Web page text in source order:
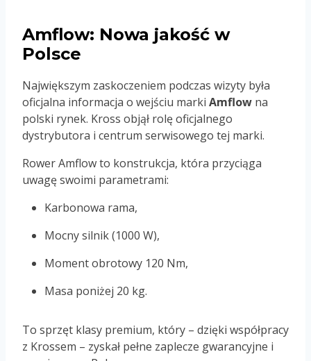
Amflow: Nowa jakość w
Polsce
Największym zaskoczeniem podczas wizyty była
oficjalna informacja o wejściu marki Amflow na
polski rynek. Kross objął rolę oficjalnego
dystrybutora i centrum serwisowego tej marki.
Rower Amflow to konstrukcja, która przyciąga
uwagę swoimi parametrami:
Karbonowa rama,
Mocny silnik (1000 W),
Moment obrotowy 120 Nm,
Masa poniżej 20 kg.
To sprzęt klasy premium, który – dzięki współpracy
z Krossem – zyskał pełne zaplecze gwarancyjne i